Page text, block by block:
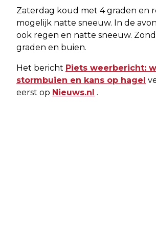
Zaterdag koud met 4 graden en
mogelijk natte sneeuw. In de
ook regen en natte sneeuw.
graden en buien.
Het bericht Piets weerbericht:
stormbuien en kans op hagel
eerst op Nieuws.nl .